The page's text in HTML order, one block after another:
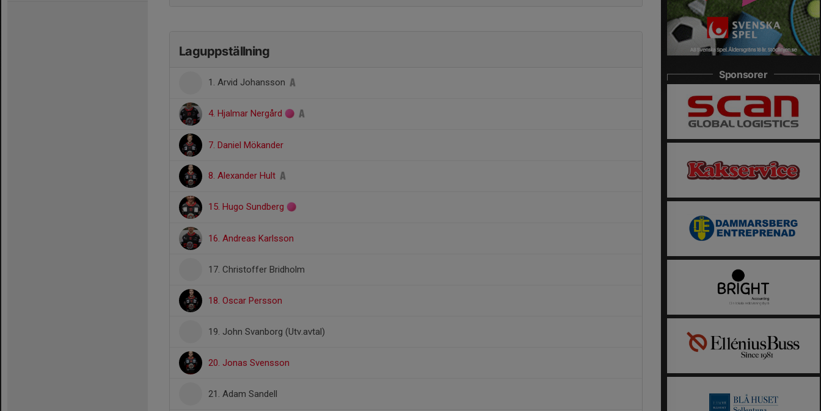
Laguppställning
1. Arvid Johansson
4. Hjalmar Nergård
7. Daniel Mökander
8. Alexander Hult
15. Hugo Sundberg
16. Andreas Karlsson
17. Christoffer Bridholm
18. Oscar Persson
19. John Svanborg (Utv.avtal)
20. Jonas Svensson
21. Adam Sandell
Sponsorer